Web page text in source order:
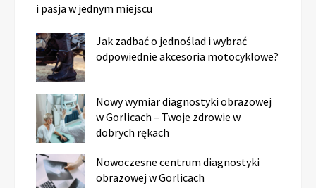
i pasja w jednym miejscu
Jak zadbać o jednoślad i wybrać
odpowiednie akcesoria motocyklowe?
Nowy wymiar diagnostyki obrazowej
w Gorlicach – Twoje zdrowie w
dobrych rękach
Nowoczesne centrum diagnostyki
obrazowej w Gorlicach